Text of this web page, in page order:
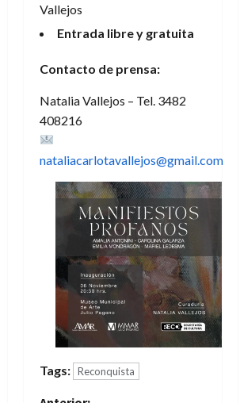
Vallejos
Entrada libre y gratuita
Contacto de prensa:
Natalia Vallejos – Tel. 3482
408216
nataliacarlotavallejos@gmail.com
Tags: Reconquista